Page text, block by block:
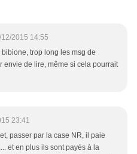
12/2015 14:55
trop long les msg de
envie de lire, même si cela pourrait
23:41
passer par la case NR, il paie
et en plus ils sont payés à la